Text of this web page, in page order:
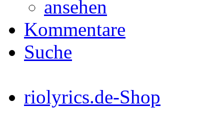
ansehen
Kommentare
Suche
riolyrics.de-Shop